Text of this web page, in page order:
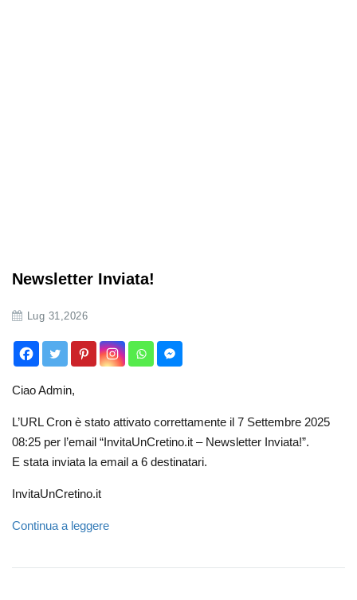
Newsletter Inviata!
Lug 31,2026
Ciao Admin,
L’URL Cron è stato attivato correttamente il 7 Settembre 2025
08:25 per l’email “InvitaUnCretino.it – Newsletter Inviata!”.
E stata inviata la email a 6 destinatari.
InvitaUnCretino.it
Continua a leggere